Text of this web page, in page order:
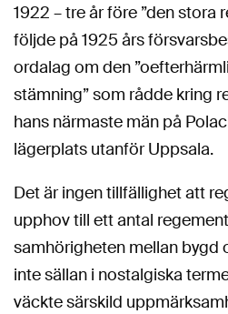
1922 – tre år före ”den stora
följde på 1925 års
ordalag om den
stämning” som rådde kring
hans närmaste män på
lägerplats utanför Uppsala.
Det är ingen tillfällighet att
upphov till ett antal
samhörigheten mellan bygd
inte sällan i nostalgiska
väckte särskild